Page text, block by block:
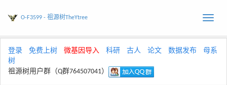
Toggle
O-F3599 - 祖源树TheYtree
登录 免费上树 微基因导入 科研 古人 论文 数据发布
母系
树
祖源树用户群（Q群764507041）